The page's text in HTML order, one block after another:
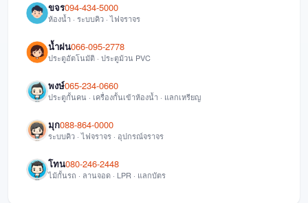
ขจร094-434-5000
ห้องน้ำ · ระบบคิว · ไฟจราจร
น้ำฝน066-095-2778
ประตูอัตโนมัติ · ประตูม้วน PVC
พงษ์065-234-0660
ประตูกั้นคน · เครื่องกั้นเข้าห้องน้ำ · แลกเหรียญ
มุก088-864-0000
ระบบคิว · ไฟจราจร · อุปกรณ์จราจร
โทน080-246-2448
ไม้กั้นรถ · ลานจอด · LPR · แลกบัตร